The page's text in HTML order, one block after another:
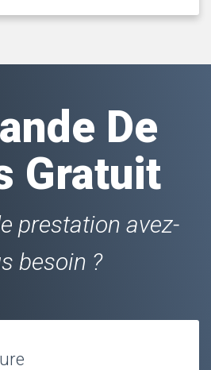
De
Gratuit
prestation avez-
besoin ?